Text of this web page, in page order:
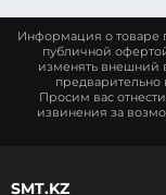
Информация о товаре
публичной
изменять внешний
предварительно
Просим вас
извинения за
SMT.KZ